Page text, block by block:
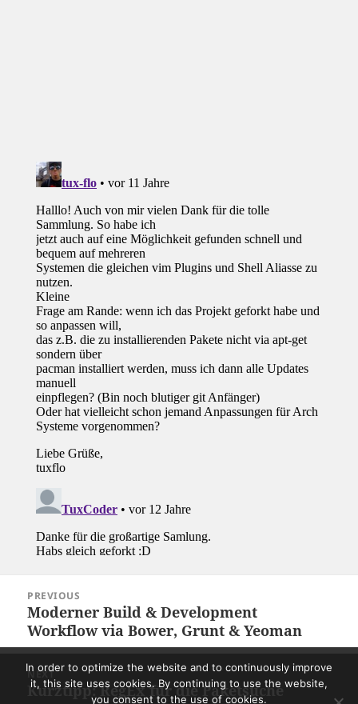
navigation
PREVIOUS
Previous
post:
Moderner Build & Development
Workflow via Bower, Grunt & Yeoman
NEXT
Next
Kurztipp: RegEx für die Paketsuche
In order to optimize the website and to continuously improve
it, this site uses cookies. By continuing to use the website,
you consent to the use of cookies.